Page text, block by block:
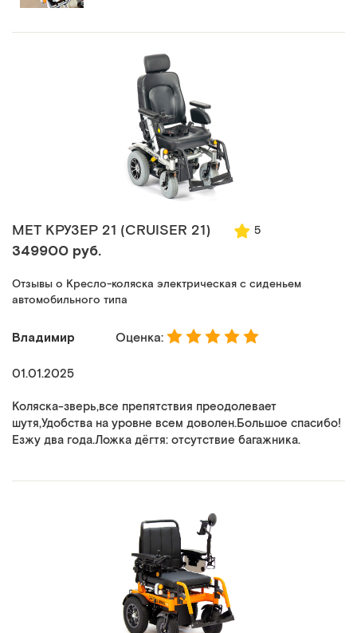
MET КРУЗЕР 21 (CRUISER 21) 5
349900 руб.
Отзывы о Кресло-коляска электрическая с сиденьем
автомобильного типа
Владимир Оценка:
01.01.2025
Коляска-зверь,все препятствия преодолевает
шутя,Удобства на уровне всем доволен.Большое спасибо!
Езжу два года.Ложка дёгтя: отсутствие багажника.